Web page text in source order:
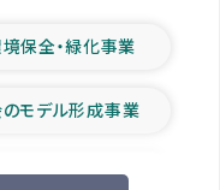
保全・緑化事業
モデル形成事業
声